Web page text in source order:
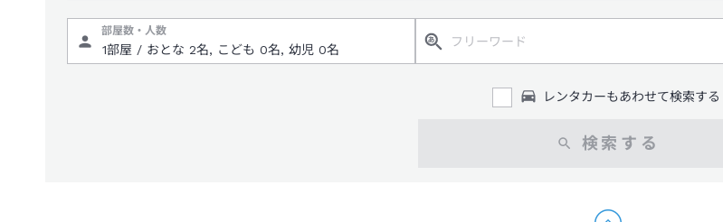
部屋数・人数
レンタカーもあわせて検索する
検索する